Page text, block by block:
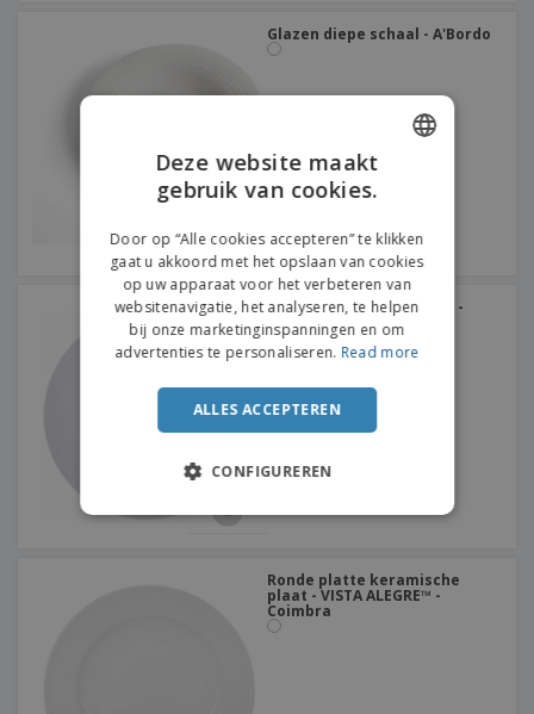
Glazen diepe schaal - A'Bordo
Keramisch gourmetbord -
Saturno
Ronde platte keramische
plaat - VISTA ALEGRE™ -
Coimbra
ENGLISH
DUTCH
PORTUGUESE
SPANISH
ITALIAN
Deze website maakt
gebruik van cookies.
Door op “Alle cookies accepteren” te klikken
gaat u akkoord met het opslaan van cookies
op uw apparaat voor het verbeteren van
websitenavigatie, het analyseren, te helpen
bij onze marketinginspanningen en om
advertenties te personaliseren. Read more
ALLES ACCEPTEREN
CONFIGUREREN